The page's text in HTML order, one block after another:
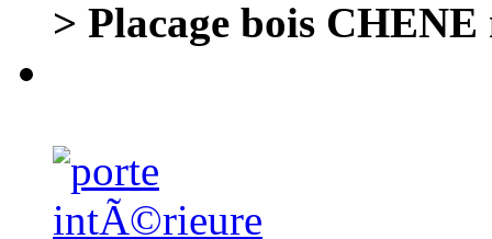
> Placage bois